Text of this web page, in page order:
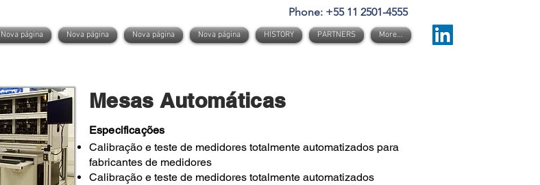
Phone: +55 11 2501-4555
Nova página Nova página Nova página Nova página HISTORY PARTNERS More...
Mesas Automáticas
Especificações
Calibração e teste de medidores totalmente automatizados para
fabricantes de medidores
Calibração e teste de medidores totalmente automatizados